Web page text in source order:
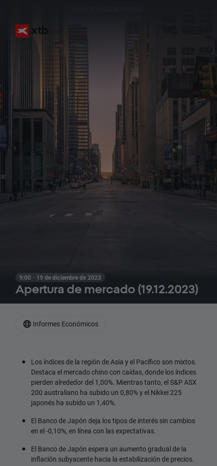
9:00 · 19 de diciembre de 2023
Apertura de mercado (19.12.2023)
Los índices de la región de Asia y el Pacífico son mixtos.
Destaca el mercado chino con caídas, donde los índices
pierden alrededor del 1,00%. Mientras tanto, el S&P ASX
200 australiano ha subido un 0,80% y el Nikkei 225
japonés ha subido un 1,40%.
El Banco de Japón deja los tipos de interés sin cambios
en el -0,10%, en línea con las expectativas.
El Banco de Japón espera un aumento gradual de la
inflación subyacente hacia la estabilización de precios.
Informes Económicos